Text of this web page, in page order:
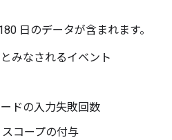
日のデータが含まれます。
みなされるイベント
ドの入力失敗回数
コープの付与